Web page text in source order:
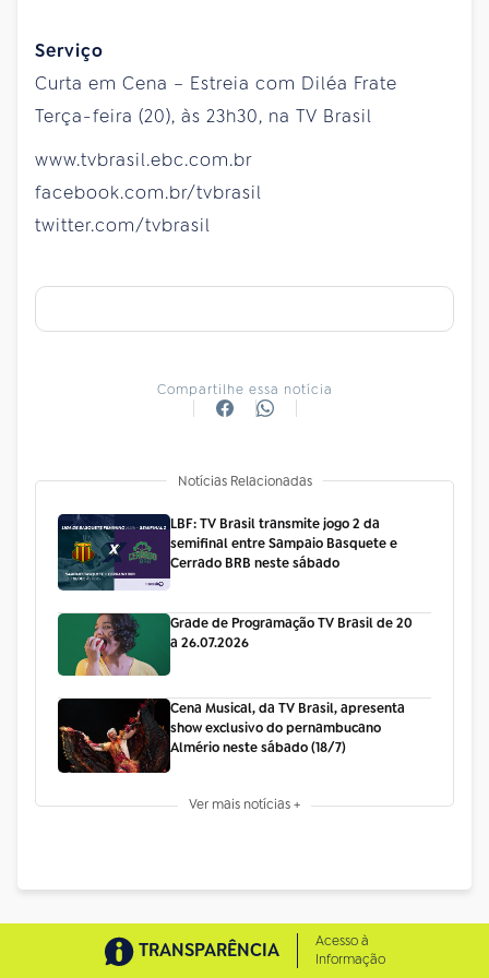
Serviço
Curta em Cena – Estreia com Diléa Frate
Terça-feira (20), às 23h30, na TV Brasil
www.tvbrasil.ebc.com.br
facebook.com.br/tvbrasil
twitter.com/tvbrasil
Compartilhe essa notícia
Notícias Relacionadas
LBF: TV Brasil transmite jogo 2 da
semifinal entre Sampaio Basquete e
Cerrado BRB neste sábado
Grade de Programação TV Brasil de 20
a 26.07.2026
Cena Musical, da TV Brasil, apresenta
show exclusivo do pernambucano
Almério neste sábado (18/7)
Ver mais notícias +
TRANSPARÊNCIA
Acesso à
Informação